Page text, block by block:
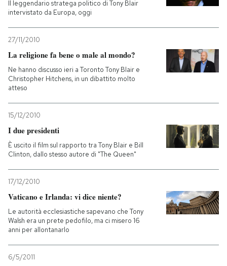
Il leggendario stratega politico di Tony Blair
intervistato da Europa, oggi
27/11/2010
La religione fa bene o male al mondo?
Ne hanno discusso ieri a Toronto Tony Blair e
Christopher Hitchens, in un dibattito molto
atteso
15/12/2010
I due presidenti
È uscito il film sul rapporto tra Tony Blair e Bill
Clinton, dallo stesso autore di "The Queen"
17/12/2010
Vaticano e Irlanda: vi dice niente?
Le autorità ecclesiastiche sapevano che Tony
Walsh era un prete pedofilo, ma ci misero 16
anni per allontanarlo
6/5/2011